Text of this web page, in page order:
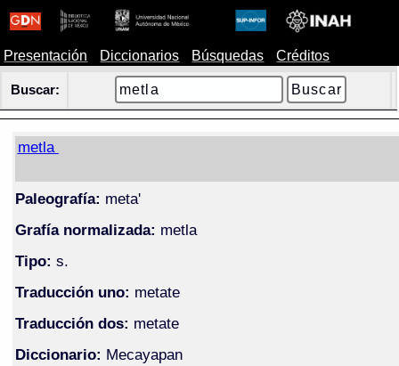
Presentación Diccionarios Búsquedas Créditos
Buscar:
metla
Paleografía: meta'
Grafía normalizada: metla
Tipo: s.
Traducción uno: metate
Traducción dos: metate
Diccionario: Mecayapan